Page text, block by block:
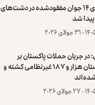
پیکرهای ۱۴ جوان مفقودشده در دشت‌های
شد
در جریان حملات پاکستان بر
افغانستان هزار و ۱۸۷ غیرنظامی کشته و